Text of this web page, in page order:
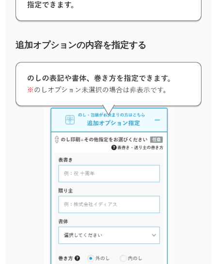
追加オプションの内容を指定する